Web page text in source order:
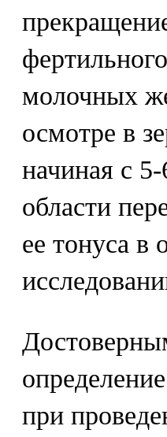
молочных
осмотре в
начиная с
области
ее тонуса в
при